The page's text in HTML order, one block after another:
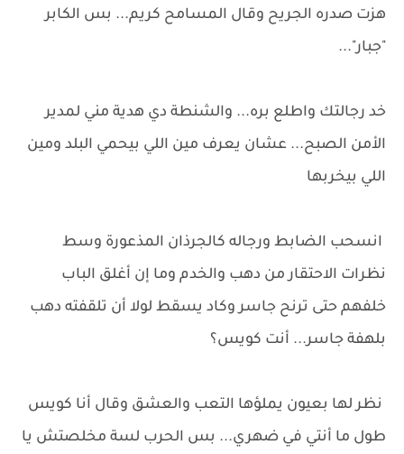
هزت صدره الجريح وقال المسامح كريم... بس الكابر
"جبار"...
خد رجالتك واطلع بره... والشنطة دي هدية مني لمدير
الأمن الصبح... عشان يعرف مين اللي بيحمي البلد ومين
اللي بيخربها
انسحب الضابط ورجاله كالجرذان المذعورة وسط
نظرات الاحتقار من دهب والخدم وما إن أغلق الباب
خلفهم حتى ترنح جاسر وكاد يسقط لولا أن تلقفته دهب
بلهفة جاسر... أنت كويس؟
نظر لها بعيون يملؤها التعب والعشق وقال أنا كويس
طول ما أنتي في ضهري... بس الحرب لسة مخلصتش يا